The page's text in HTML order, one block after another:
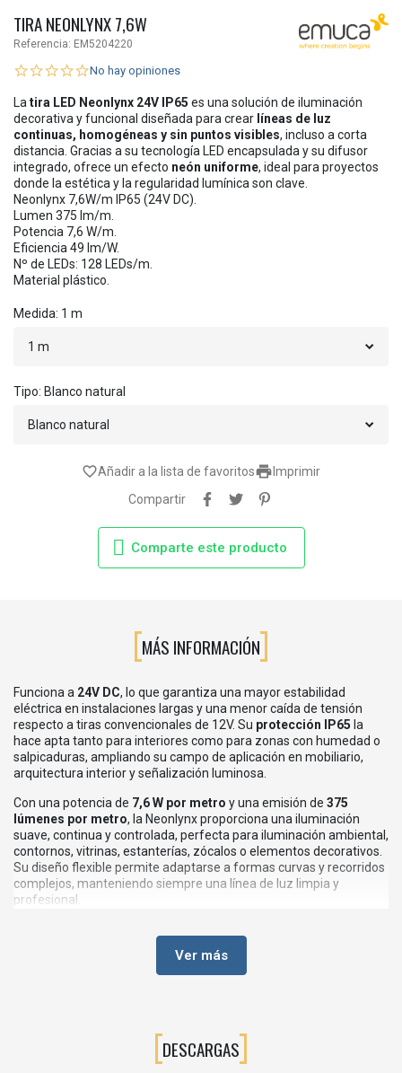
TIRA NEONLYNX 7,6W
Referencia: EM5204220
No hay opiniones
La tira LED Neonlynx 24V IP65 es una solución de iluminación
decorativa y funcional diseñada para crear líneas de luz
continuas, homogéneas y sin puntos visibles, incluso a corta
distancia. Gracias a su tecnología LED encapsulada y su difusor
integrado, ofrece un efecto neón uniforme, ideal para proyectos
donde la estética y la regularidad lumínica son clave.
Neonlynx 7,6W/m IP65 (24V DC).
Lumen 375 lm/m.
Potencia 7,6 W/m.
Eficiencia 49 lm/W.
Nº de LEDs: 128 LEDs/m.
Material plástico.
Medida: 1 m
Tipo: Blanco natural
 Imprimir
favorite_borderAñadir a la lista de favoritos
Compartir
Comparte este producto
MÁS INFORMACIÓN
Funciona a 24V DC, lo que garantiza una mayor estabilidad
eléctrica en instalaciones largas y una menor caída de tensión
respecto a tiras convencionales de 12V. Su protección IP65 la
hace apta tanto para interiores como para zonas con humedad o
salpicaduras, ampliando su campo de aplicación en mobiliario,
arquitectura interior y señalización luminosa.
Con una potencia de 7,6 W por metro y una emisión de 375
lúmenes por metro, la Neonlynx proporciona una iluminación
suave, continua y controlada, perfecta para iluminación ambiental,
contornos, vitrinas, estanterías, zócalos o elementos decorativos.
Su diseño flexible permite adaptarse a formas curvas y recorridos
complejos, manteniendo siempre una línea de luz limpia y
profesional.
las necesidades de cada proyecto.
(requiere convertidor)
Ver más
DESCARGAS